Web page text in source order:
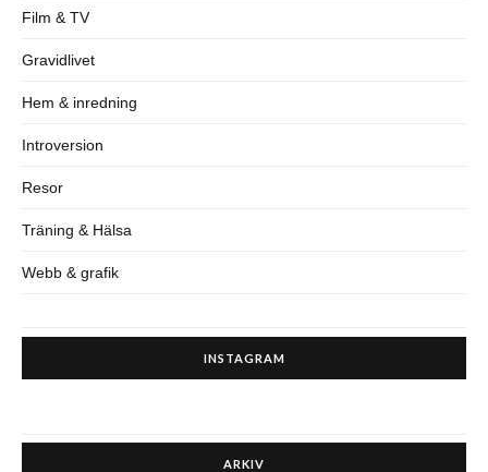
Film & TV
Gravidlivet
Hem & inredning
Introversion
Resor
Träning & Hälsa
Webb & grafik
INSTAGRAM
ARKIV